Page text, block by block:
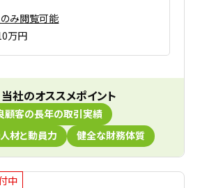
み閲覧可能
万円
当社のオススメポイント
顧客の長年の取引実績
材と動員力
健全な財務体質
中